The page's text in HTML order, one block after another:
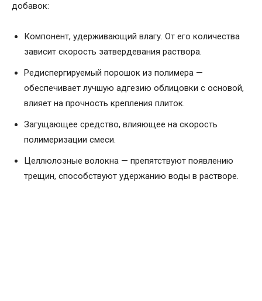
добавок:
Компонент, удерживающий влагу. От его количества
зависит скорость затвердевания раствора.
Редиспергируемый порошок из полимера —
обеспечивает лучшую адгезию облицовки с основой,
влияет на прочность крепления плиток.
Загущающее средство, влияющее на скорость
полимеризации смеси.
Целлюлозные волокна — препятствуют появлению
трещин, способствуют удержанию воды в растворе.